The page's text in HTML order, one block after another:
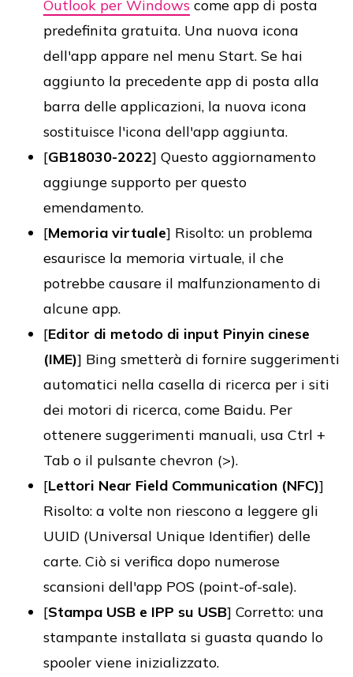
Outlook per Windows come app di posta
predefinita gratuita. Una nuova icona
dell'app appare nel menu Start. Se hai
aggiunto la precedente app di posta alla
barra delle applicazioni, la nuova icona
sostituisce l'icona dell'app aggiunta.
[GB18030-2022] Questo aggiornamento
aggiunge supporto per questo
emendamento.
[Memoria virtuale] Risolto: un problema
esaurisce la memoria virtuale, il che
potrebbe causare il malfunzionamento di
alcune app.
[Editor di metodo di input Pinyin cinese
(IME)] Bing smetterà di fornire suggerimenti
automatici nella casella di ricerca per i siti
dei motori di ricerca, come Baidu. Per
ottenere suggerimenti manuali, usa Ctrl +
Tab o il pulsante chevron (>).
[Lettori Near Field Communication (NFC)]
Risolto: a volte non riescono a leggere gli
UUID (Universal Unique Identifier) ​​delle
carte. Ciò si verifica dopo numerose
scansioni dell'app POS (point-of-sale).
[Stampa USB e IPP su USB] Corretto: una
stampante installata si guasta quando lo
spooler viene inizializzato.